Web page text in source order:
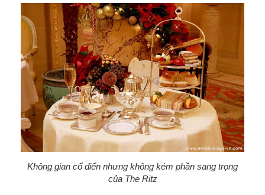
Không gian cổ điển nhưng không kém phần sang trọng
của The Ritz